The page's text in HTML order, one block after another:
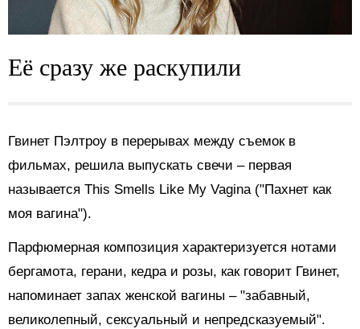
Её сразу же раскупили
Гвинет Пэлтроу в перерывах между съемок в
фильмах, решила выпускать свечи – первая
называется This Smells Like My Vagina ("Пахнет как
моя вагина").
Парфюмерная композиция характеризуется нотами
бергамота, герани, кедра и розы, как говорит Гвинет,
напоминает запах женской вагины – "забавный,
великолепный, сексуальный и непредсказуемый".